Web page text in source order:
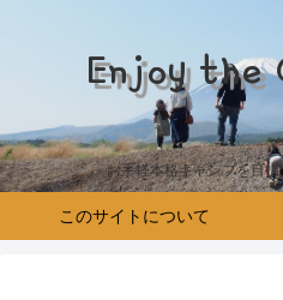
Enjoy the
お手軽本格キャンプを目
このサイトについて